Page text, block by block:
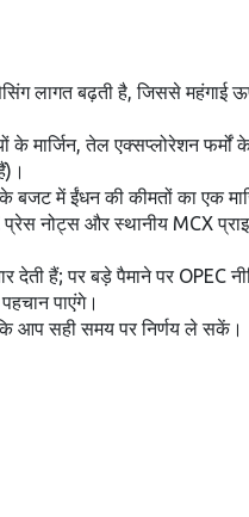
लागत बढ़ती है, जिससे महंगाई
मार्जिन, तेल एक्सप्लोरेशन
में ईंधन की कीमतों का एक
प्रेस नोट्स और स्थानीय MCX
हैं; पर बड़े पैमाने पर OPEC
पाएंगे।
आप सही समय पर निर्णय ले सकें।